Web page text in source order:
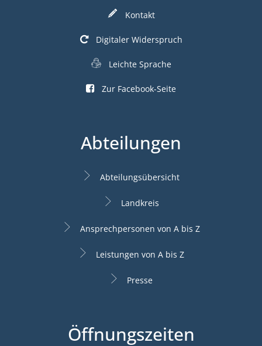
Kontakt
Digitaler Widerspruch
Leichte Sprache
Zur Facebook-Seite
Abteilungen
Abteilungsübersicht
Landkreis
Ansprechpersonen von A bis Z
Leistungen von A bis Z
Presse
Öffnungszeiten